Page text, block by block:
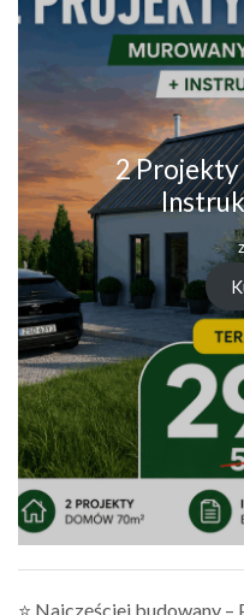
2 Projekty
⭐ Najczęściej budowany